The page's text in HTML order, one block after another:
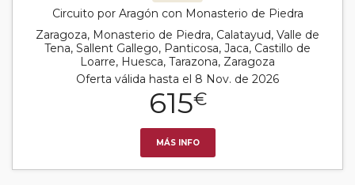
Circuito por Aragón con Monasterio de Piedra
Zaragoza, Monasterio de Piedra, Calatayud, Valle de
Tena, Sallent Gallego, Panticosa, Jaca, Castillo de
Loarre, Huesca, Tarazona, Zaragoza
Oferta válida hasta el 8 Nov. de 2026
615€
MÁS INFO